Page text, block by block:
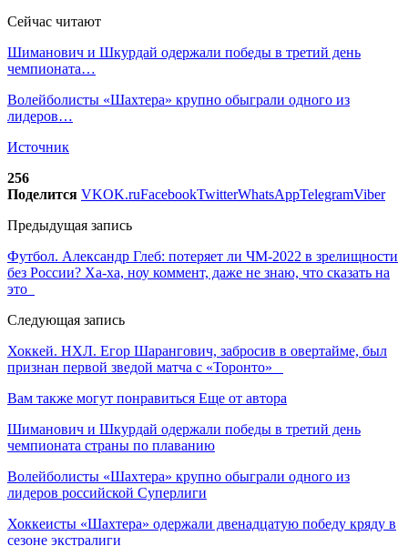
Сейчас читают
Шиманович и Шкурдай одержали победы в третий день
чемпионата…
Волейболисты «Шахтера» крупно обыграли одного из
лидеров…
Источник
256
Поделится VKOK.ruFacebookTwitterWhatsAppTelegramViber
Предыдущая запись
Футбол. Александр Глеб: потеряет ли ЧМ-2022 в зрелищности
без России? Ха-ха, ноу коммент, даже не знаю, что сказать на
это
Следующая запись
Хоккей. НХЛ. Егор Шарангович, забросив в овертайме, был
признан первой зведой матча с «Торонто»
Вам также могут понравиться Еще от автора
Шиманович и Шкурдай одержали победы в третий день
чемпионата страны по плаванию
Волейболисты «Шахтера» крупно обыграли одного из
лидеров российской Суперлиги
Хоккеисты «Шахтера» одержали двенадцатую победу кряду в
сезоне экстралиги